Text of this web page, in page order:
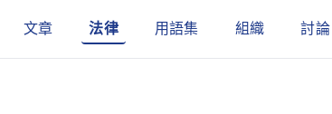
文章 法律 用語集 組織 討論